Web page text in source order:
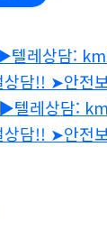
텔레상담:
담!! ➤안전
텔레상담:
담!! ➤안전